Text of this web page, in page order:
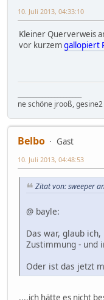
10. Juli 2013, 04:33:10
Kleiner Querverweis
vor kurzemgallopiert
ne schöne jrooß, gesine2
Belbo
Gast
10. Juli 2013, 04:48:53
Zitat von: sweeper
@ bayle:
Das war, glaub
Zustimmung - und
Oder ist das jetzt
....ich hätte es nicht